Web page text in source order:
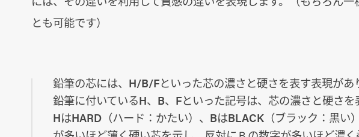
とも可能です）
鉛筆の芯には、H/B/Fといった芯の濃さと硬さを表す表現があ
鉛筆に付いているH、B、Fといった記号は、芯の濃さと硬さを
HはHARD（ハード：かたい）、BはBLACK（ブラック：黒い